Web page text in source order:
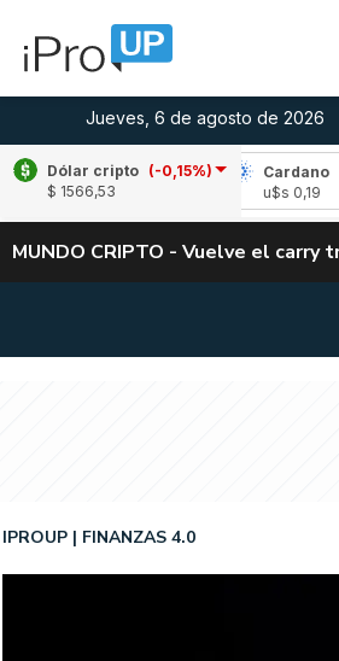
Jueves, 6 de agosto de 2026
Dólar cripto (-0,15%)
$ 1566,53
(-3,02%)
Cardano
(-0,77%)
MUNDO CRIPTO - Vuelve el
IPROUP FINANZAS 4.0